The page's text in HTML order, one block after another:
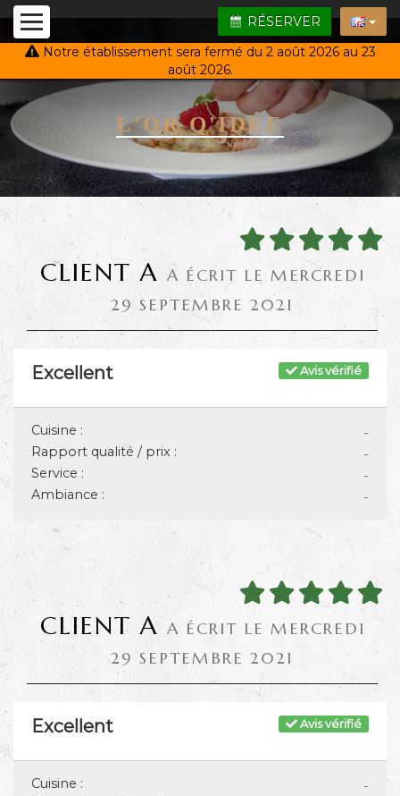
RÉSERVER
Notre établissement sera fermé du 2 août 2026 au 23
août 2026.
L'OR Q'IDÉE
CLIENT A A ÉCRIT LE MERCREDI
29 SEPTEMBRE 2021
Avis vérifié
Excellent
-
Cuisine :
-
Rapport qualité / prix :
-
Service :
-
Ambiance :
CLIENT A A ÉCRIT LE MERCREDI
29 SEPTEMBRE 2021
Avis vérifié
Excellent
-
Cuisine :